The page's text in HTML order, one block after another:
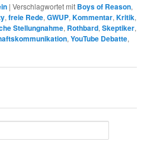
|Verschlagwortet mit Boys of Reason,
,freie Rede,GWUP,Kommentar,Kritik,
Stellungnahme, Rothbard,Skeptiker,
,YouTube Debatte,